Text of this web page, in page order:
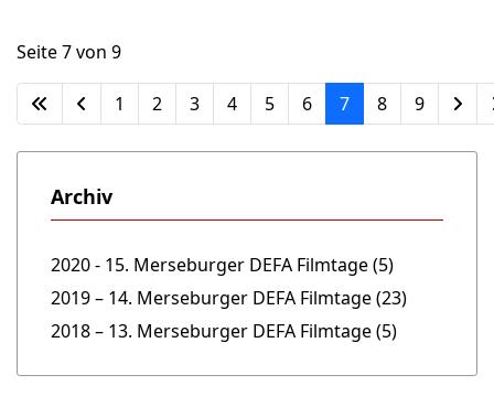
Seite 7 von 9
1 2 3 4 5 6 7 8 9
Archiv
2020 - 15. Merseburger DEFA Filmtage (5)
2019 – 14. Merseburger DEFA Filmtage (23)
2018 – 13. Merseburger DEFA Filmtage (5)